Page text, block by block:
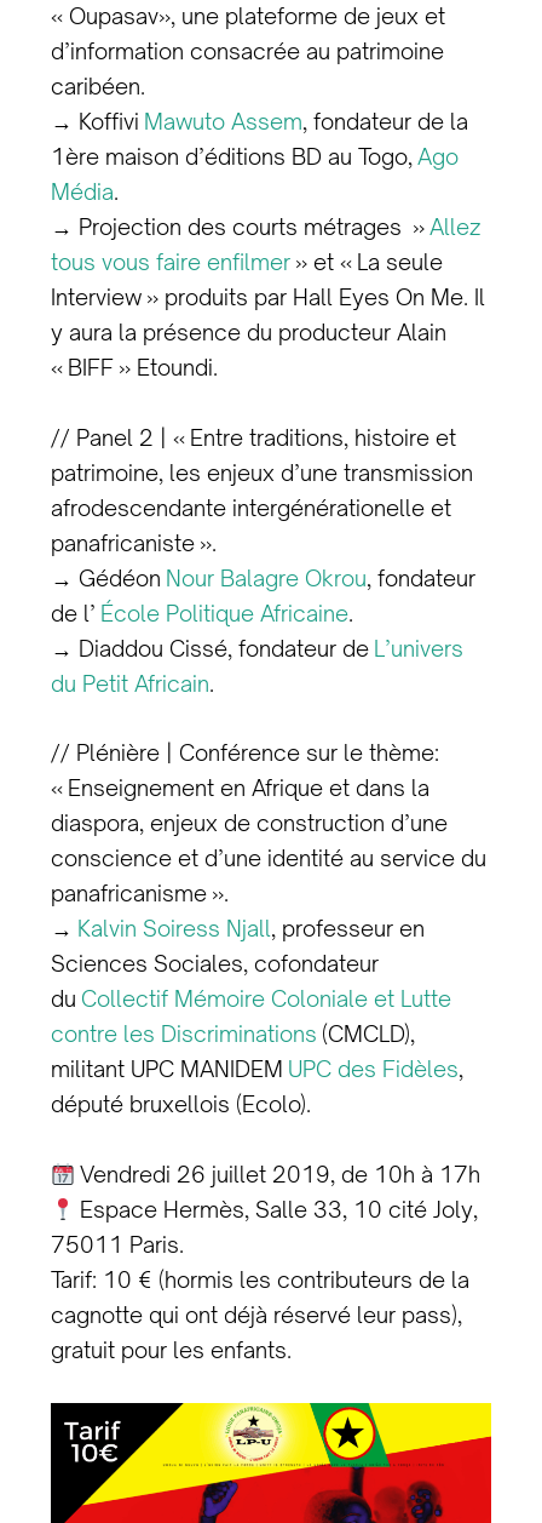
« Oupasav», une plateforme de jeux et
d’information consacrée au patrimoine
caribéen.
→ Koffivi Mawuto Assem, fondateur de la
1ère maison d’éditions BD au Togo, Ago
Média.
→ Projection des courts métrages »Allez
tous vous faire enfilmer» et « La seule
Interview » produits par Hall Eyes On Me. Il
y aura la présence du producteur Alain
« BIFF » Etoundi.
// Panel 2 | « Entre traditions, histoire et
patrimoine, les enjeux d’une transmission
afrodescendante intergénérationelle et
panafricaniste ».
→ Gédéon Nour Balagre Okrou, fondateur
de l’ École Politique Africaine.
→ Diaddou Cissé, fondateur de L’univers
du Petit Africain.
// Plénière | Conférence sur le thème:
« Enseignement en Afrique et dans la
diaspora, enjeux de construction d’une
conscience et d’une identité au service du
panafricanisme ».
→ Kalvin Soiress Njall, professeur en
Sciences Sociales, cofondateur
du Collectif Mémoire Coloniale et Lutte
contre les Discriminations (CMCLD),
militant UPC MANIDEM UPC des Fidèles,
député bruxellois (Ecolo).
Vendredi 26 juillet 2019, de 10h à 17h
Espace Hermès, Salle 33, 10 cité Joly,
75011 Paris.
Tarif: 10 € (hormis les contributeurs de la
cagnotte qui ont déjà réservé leur pass),
gratuit pour les enfants.